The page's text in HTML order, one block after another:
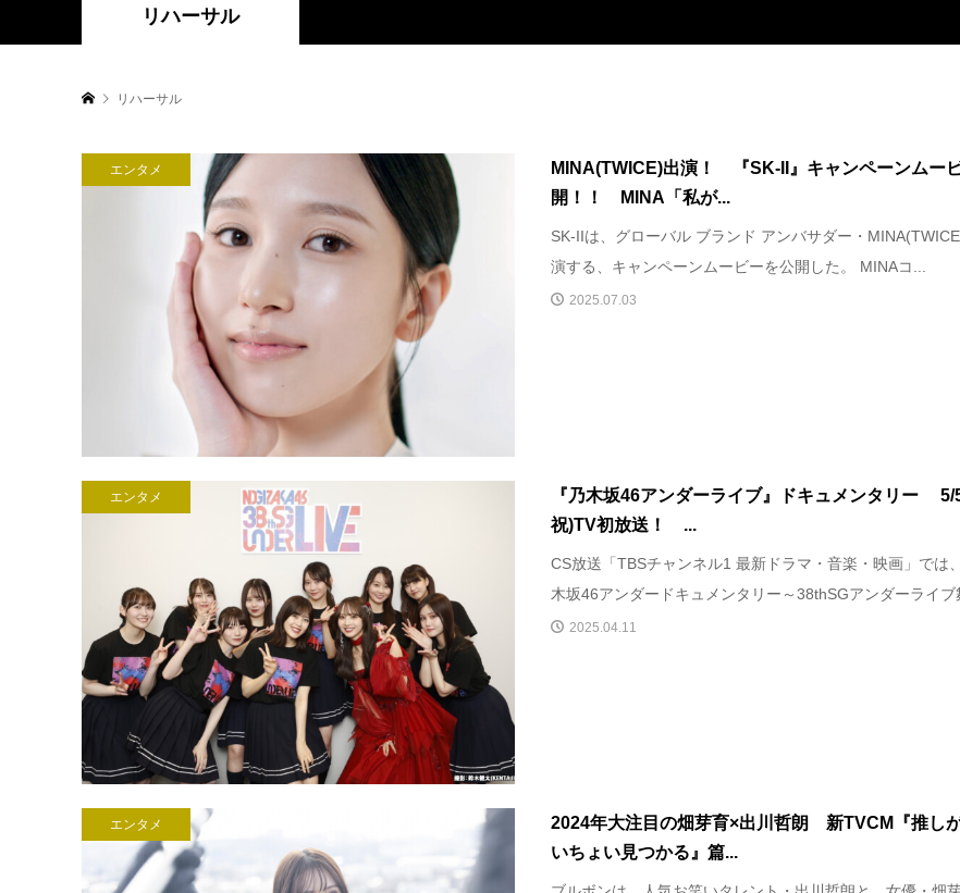
リハーサル
リハーサル
エンタメ
MINA(TWICE)出演！ 『SK-II』キャンペーンムー
開！！ MINA「私が...
SK-IIは、グローバル ブランド アンバサダー・
演する、キャンペーンムービーを公開した。 MINAコ...
2025.07.03
エンタメ
『乃木坂46アンダーライブ』ドキュメンタリー 5/
祝)TV初放送！ ...
CS放送「TBSチャンネル1 最新ドラマ・音楽・映画」では
木坂46アンダードキュメンタリー～38thSGアンダーライブ
2025.04.11
エンタメ
2024年大注目の畑芽育×出川哲朗 新TVCM『推し
いちょい見つかる』篇...